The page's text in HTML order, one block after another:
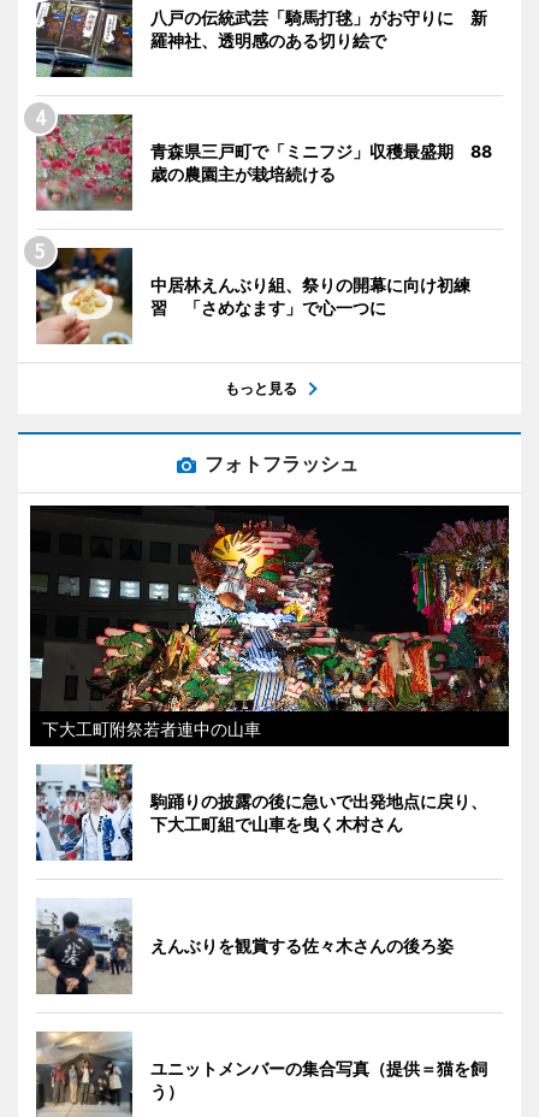
八戸の伝統武芸「騎馬打毬」がお守りに 新
羅神社、透明感のある切り絵で
青森県三戸町で「ミニフジ」収穫最盛期 88
歳の農園主が栽培続ける
中居林えんぶり組、祭りの開幕に向け初練
習 「さめなます」で心一つに
もっと見る
フォトフラッシュ
下大工町附祭若者連中の山車
駒踊りの披露の後に急いで出発地点に戻り、
下大工町組で山車を曳く木村さん
えんぶりを観賞する佐々木さんの後ろ姿
ユニットメンバーの集合写真（提供＝猫を飼
う）